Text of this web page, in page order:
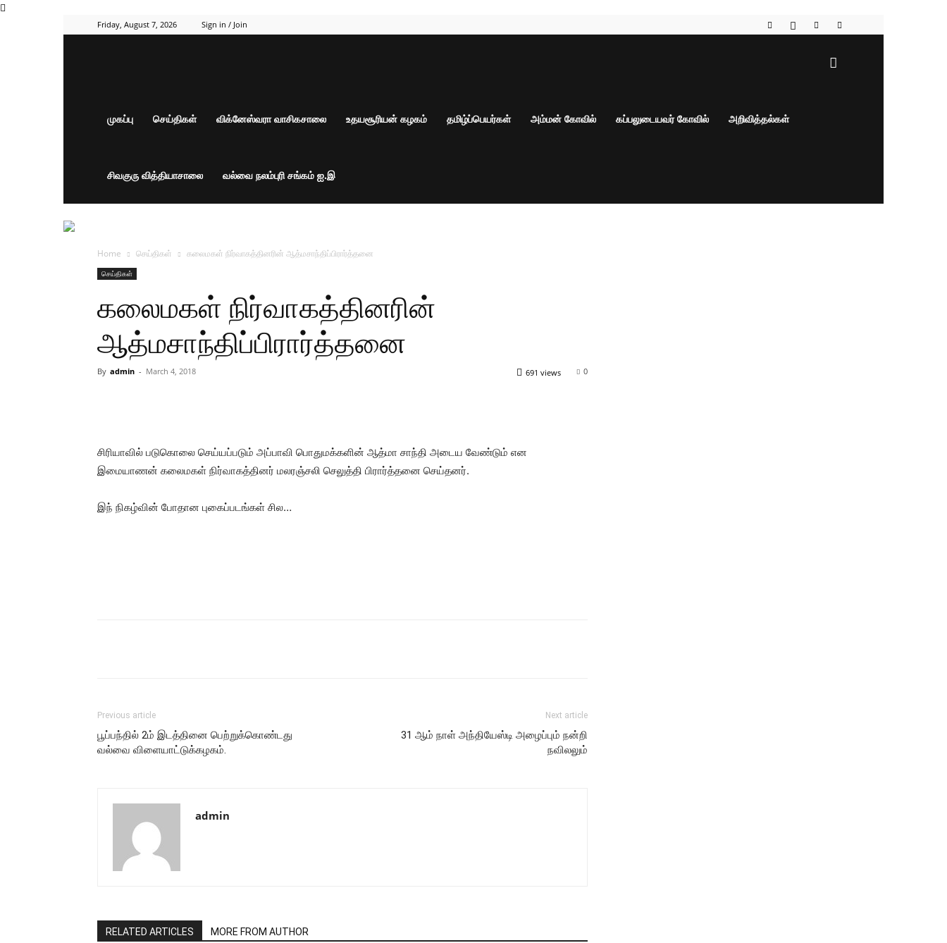
Friday, August 7, 2026 Sign in / Join
முகப்பு செய்திகள் விக்னேஸ்வரா வாசிகசாலை உதயசூரியன் கழகம் தமிழ்ப்பெயர்கள் அம்மன் கோவில் கப்பலுடையவர் கோவில் அறிவித்தல்கள்
சிவகுரு வித்தியாசாலை வல்வை நலம்புரி சங்கம் ஐ.இ
Home செய்திகள் கலைமகள் நிர்வாகத்தினரின் ஆத்மசாந்திப்பிரார்த்தனை
செய்திகள்
கலைமகள் நிர்வாகத்தினரின்
ஆத்மசாந்திப்பிரார்த்தனை
By admin - March 4, 2018 0
691 views
சிரியாவில் படுகொலை செய்யப்படும் அப்பாவி பொதுமக்களின் ஆத்மா சாந்தி அடைய வேண்டும் என
இமையாணன் கலைமகள் நிர்வாகத்தினர் மலரஞ்சலி செலுத்தி பிரார்த்தனை செய்தனர்.
இந் நிகழ்வின் போதான புகைப்படங்கள் சில…
Previous article
பூப்பந்தில் 2ம் இடத்தினை பெற்றுக்கொண்டது
வல்வை விளையாட்டுக்கழகம்.
Next article
31 ஆம் நாள் அந்தியேஸ்டி அழைப்பும் நன்றி
நவிலலும்
admin
RELATED ARTICLES MORE FROM AUTHOR